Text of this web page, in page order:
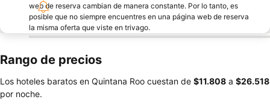
web de reserva cambian de manera constante. Por lo tanto, es
posible que no siempre encuentres en una página web de reserva
la misma oferta que viste en trivago.
Rango de precios
Los hoteles baratos en Quintana Roo cuestan de ‎$11.808 a ‎$26.518
por noche.